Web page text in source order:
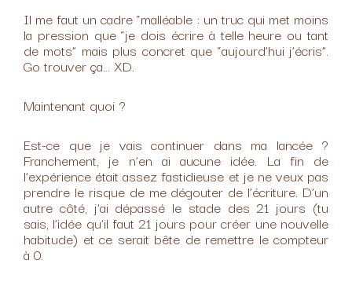
Il me faut un cadre “malléable : un truc qui met moins
la pression que “je dois écrire à telle heure ou tant
de mots” mais plus concret que “aujourd’hui j’écris”.
Go trouver ça… XD.
Maintenant quoi ?
Est-ce que je vais continuer dans ma lancée ?
Franchement, je n’en ai aucune idée. La fin de
l’expérience était assez fastidieuse et je ne veux pas
prendre le risque de me dégouter de l’écriture. D’un
autre côté, j’ai dépassé le stade des 21 jours (tu
sais, l’idée qu’il faut 21 jours pour créer une nouvelle
habitude) et ce serait bête de remettre le compteur
à 0.